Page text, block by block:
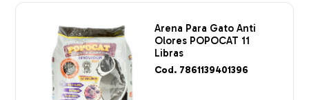
Arena Para Gato Anti
Olores POPOCAT 11
Libras
Cod. 7861139401396